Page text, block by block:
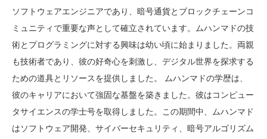
ソフトウェアエンジニアであり、暗号通貨とブロックチェーンコ
ミュニティで重要な声として確立されています。ムハンマドの技
術とプログラミングに対する興味は幼い頃に始まりました。両親
も技術者であり、彼の好奇心を刺激し、デジタル世界を探求する
ための道具とリソースを提供しました。 ムハンマドの学歴は、
彼のキャリアにおいて強固な基盤を築きました。彼はコンピュー
タサイエンスの学士号を取得しました。この期間中、ムハンマド
はソフトウェア開発、サイバーセキュリティ、暗号アルゴリズム